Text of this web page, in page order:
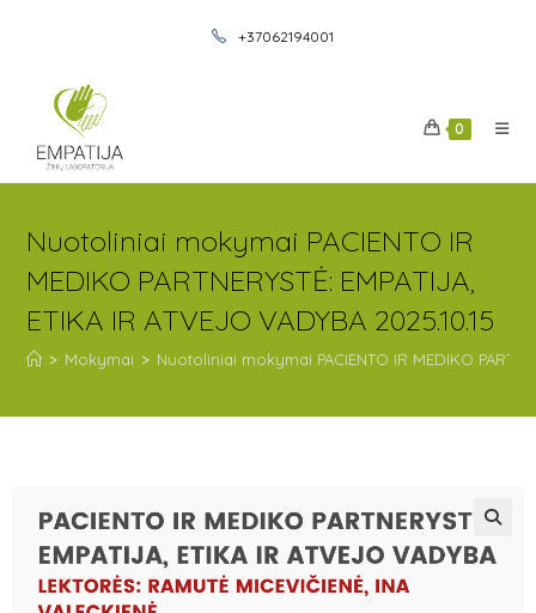
+37062194001
0
Nuotoliniai mokymai PACIENTO IR
MEDIKO PARTNERYSTĖ: EMPATIJA,
ETIKA IR ATVEJO VADYBA 2025.10.15
> Mokymai > Nuotoliniai mokymai PACIENTO IR MEDIKO